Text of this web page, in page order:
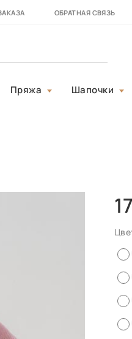
ОБРАТНАЯ СВЯЗЬ
Пряжа Шапочки